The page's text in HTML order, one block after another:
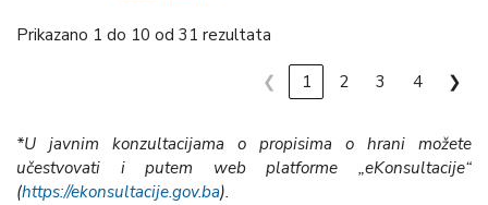
Prikazano 1 do 10 od 31 rezultata
❮ 1 2 3 4 ❯
*U javnim konzultacijama o propisima o hrani možete
učestvovati i putem web platforme „eKonsultacije“
(https://ekonsultacije.gov.ba).